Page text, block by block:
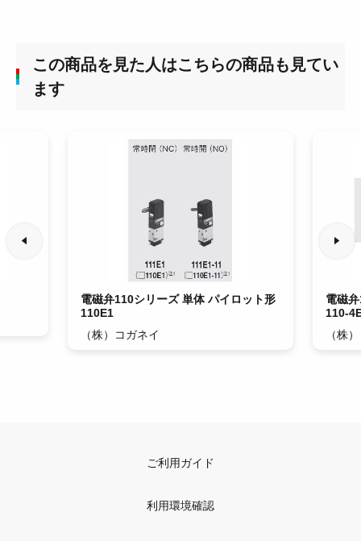
この商品を見た人はこちらの商品も見てい
ます
電磁弁110シリーズ 単体 パイロット形
110E1
（株）コガネイ
電磁
110-
（株
ご利用ガイド
利用環境確認